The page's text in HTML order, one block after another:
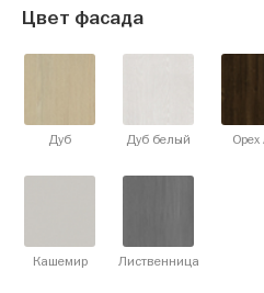
Цвет фасада
Дуб Дуб белый Орех
Кашемир Лиственница